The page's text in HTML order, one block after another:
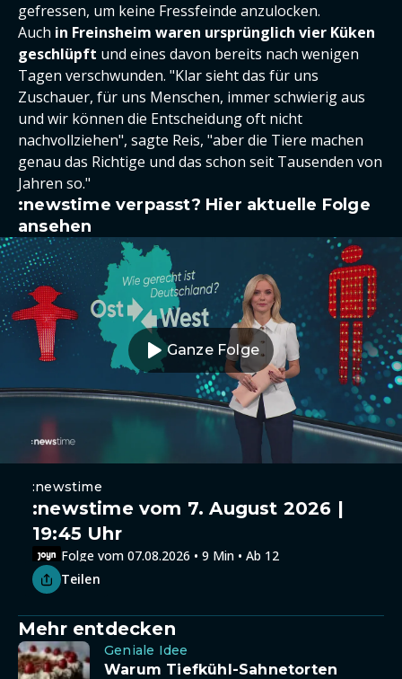
gefressen, um keine Fressfeinde anzulocken.
Auch in Freinsheim waren ursprünglich vier Küken
geschlüpft und eines davon bereits nach wenigen
Tagen verschwunden. "Klar sieht das für uns
Zuschauer, für uns Menschen, immer schwierig aus
und wir können die Entscheidung oft nicht
nachvollziehen", sagte Reis, "aber die Tiere machen
genau das Richtige und das schon seit Tausenden von
Jahren so."
:newstime verpasst? Hier aktuelle Folge
ansehen
Ganze Folge
:newstime
:newstime vom 7. August 2026 |
19:45 Uhr
Folge vom 07.08.2026 • 9 Min • Ab 12
Teilen
Mehr entdecken
Geniale Idee
Warum Tiefkühl-Sahnetorten